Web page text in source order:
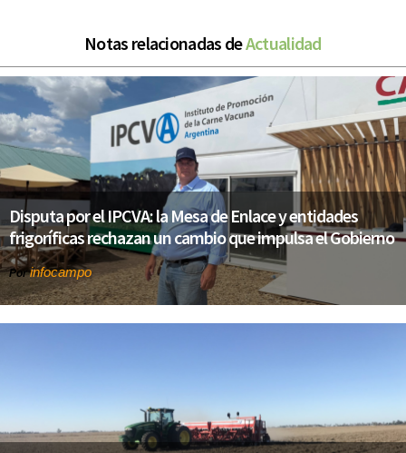
Notas relacionadas deActualidad
Disputa por el IPCVA: la Mesa de Enlace y entidades
frigoríficas rechazan un cambio que impulsa el Gobierno
Porinfocampo